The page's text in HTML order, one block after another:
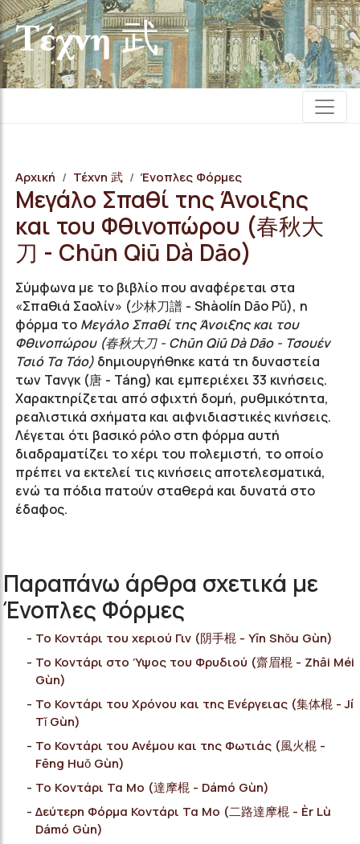
Τέχνη 武
Αρχική Τέχνη 武 Ένοπλες Φόρμες
Μεγάλο Σπαθί της Άνοιξης
και του Φθινοπώρου (春秋大
刀 - Chūn Qiū Dà Dāo)
Σύμφωνα με το βιβλίο που αναφέρεται στα
«Σπαθιά Σαολίν» (少林刀譜 - Shàolín Dāo Pǔ), η
φόρμα το Μεγάλο Σπαθί της Άνοιξης και του
Φθινοπώρου (春秋大刀 - Chūn Qiū Dà Dāo - Τσουέν
Τσιό Τα Τάο) δημιουργήθηκε κατά τη δυναστεία
των Τανγκ (唐 - Táng) και εμπεριέχει 33 κινήσεις.
Χαρακτηρίζεται από σφιχτή δομή, ρυθμικότητα,
ρεαλιστικά σχήματα και αιφνιδιαστικές κινήσεις.
Λέγεται ότι βασικό ρόλο στη φόρμα αυτή
διαδραματίζει το χέρι του πολεμιστή, το οποίο
πρέπει να εκτελεί τις κινήσεις αποτελεσματικά,
ενώ τα πόδια πατούν σταθερά και δυνατά στο
έδαφος.
Παραπάνω άρθρα σχετικά με
Ένοπλες Φόρμες
Το Κοντάρι του χεριού Γιν (阴手棍 - Yīn Shǒu Gùn)
Το Κοντάρι στο Ύψος του Φρυδιού (齋眉棍 - Zhāi Méi
Gùn)
Το Κοντάρι του Χρόνου και της Ενέργειας (集体棍 - Jí
Tǐ Gùn)
Το Κοντάρι του Ανέμου και της Φωτιάς (風火棍 -
Fēng Huǒ Gùn)
Το Kοντάρι Τα Μο (達摩棍 - Dámó Gùn)
Δεύτερη Φόρμα Κοντάρι Τα Μο (二路達摩棍 - Èr Lù
Dámó Gùn)